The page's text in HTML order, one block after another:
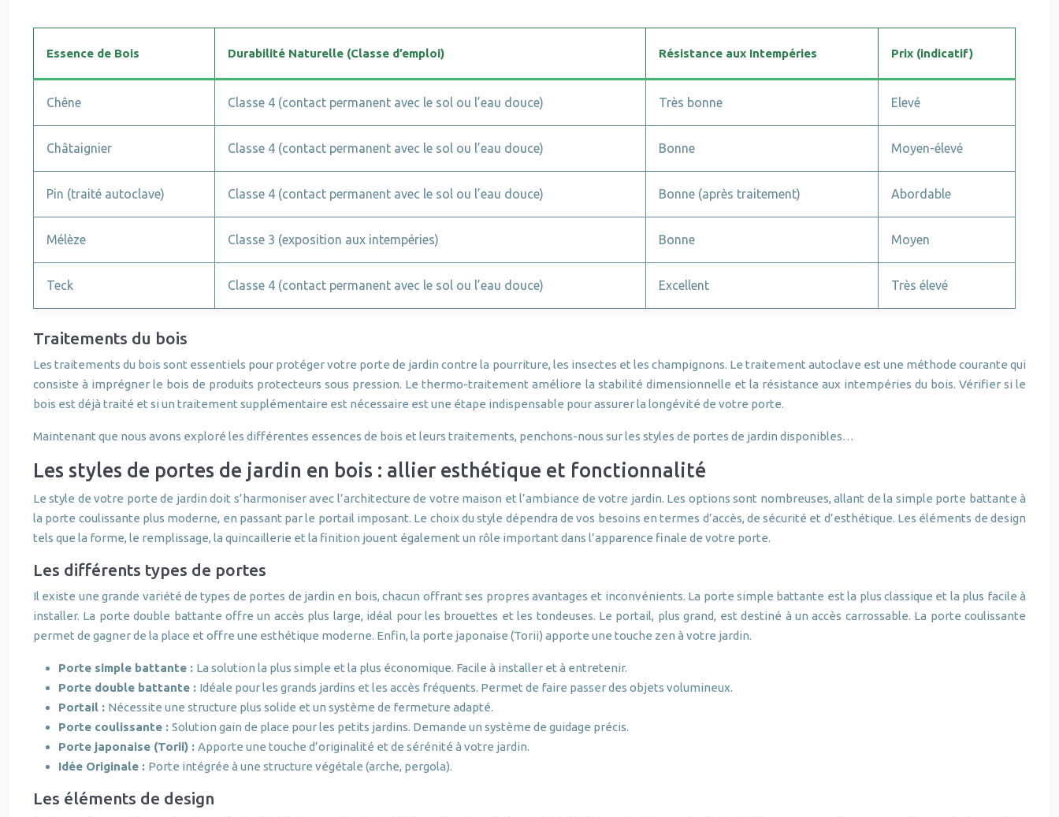
Essence de Bois Durabilité Naturelle (Classe d’emploi) Résistance aux Intempéries Prix (indicatif)
Chêne Classe 4 (contact permanent avec le sol ou l’eau douce) Très bonne Elevé
Châtaignier Classe 4 (contact permanent avec le sol ou l’eau douce) Bonne Moyen-élevé
Pin (traité autoclave) Classe 4 (contact permanent avec le sol ou l’eau douce) Bonne (après traitement) Abordable
Mélèze Classe 3 (exposition aux intempéries) Bonne Moyen
Teck Classe 4 (contact permanent avec le sol ou l’eau douce) Excellent Très élevé
Traitements du bois
Les traitements du bois sont essentiels pour protéger votre porte de jardin contre la pourriture, les insectes et les champignons. Le traitement autoclave est une méthode courante qui
consiste à imprégner le bois de produits protecteurs sous pression. Le thermo-traitement améliore la stabilité dimensionnelle et la résistance aux intempéries du bois. Vérifier si le
bois est déjà traité et si un traitement supplémentaire est nécessaire est une étape indispensable pour assurer la longévité de votre porte.
Maintenant que nous avons exploré les différentes essences de bois et leurs traitements, penchons-nous sur les styles de portes de jardin disponibles…
Les styles de portes de jardin en bois : allier esthétique et fonctionnalité
Le style de votre porte de jardin doit s’harmoniser avec l’architecture de votre maison et l’ambiance de votre jardin. Les options sont nombreuses, allant de la simple porte battante à
la porte coulissante plus moderne, en passant par le portail imposant. Le choix du style dépendra de vos besoins en termes d’accès, de sécurité et d’esthétique. Les éléments de design
tels que la forme, le remplissage, la quincaillerie et la finition jouent également un rôle important dans l’apparence finale de votre porte.
Les différents types de portes
Il existe une grande variété de types de portes de jardin en bois, chacun offrant ses propres avantages et inconvénients. La porte simple battante est la plus classique et la plus facile à
installer. La porte double battante offre un accès plus large, idéal pour les brouettes et les tondeuses. Le portail, plus grand, est destiné à un accès carrossable. La porte coulissante
permet de gagner de la place et offre une esthétique moderne. Enfin, la porte japonaise (Torii) apporte une touche zen à votre jardin.
Porte simple battante : La solution la plus simple et la plus économique. Facile à installer et à entretenir.
Porte double battante : Idéale pour les grands jardins et les accès fréquents. Permet de faire passer des objets volumineux.
Portail : Nécessite une structure plus solide et un système de fermeture adapté.
Porte coulissante : Solution gain de place pour les petits jardins. Demande un système de guidage précis.
Porte japonaise (Torii) : Apporte une touche d’originalité et de sérénité à votre jardin.
Idée Originale : Porte intégrée à une structure végétale (arche, pergola).
Les éléments de design